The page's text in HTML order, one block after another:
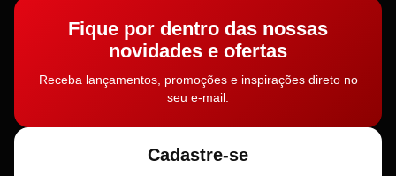
Fique por dentro das nossas
novidades e ofertas
Receba lançamentos, promoções e inspirações direto no
seu e-mail.
Cadastre-se